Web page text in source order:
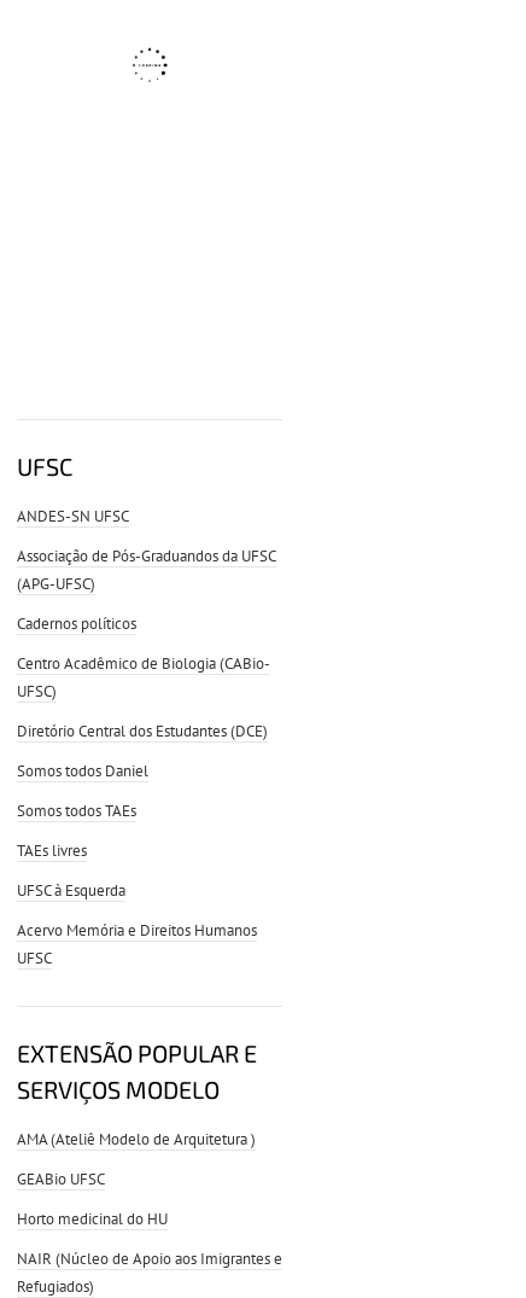
UFSC
ANDES-SN UFSC
Associação de Pós-Graduandos da UFSC
(APG-UFSC)
Cadernos políticos
Centro Acadêmico de Biologia (CABio-
UFSC)
Diretório Central dos Estudantes (DCE)
Somos todos Daniel
Somos todos TAEs
TAEs livres
UFSC à Esquerda
Acervo Memória e Direitos Humanos
UFSC
EXTENSÃO POPULAR E
SERVIÇOS MODELO
AMA (Ateliê Modelo de Arquitetura )
GEABio UFSC
Horto medicinal do HU
NAIR (Núcleo de Apoio aos Imigrantes e
Refugiados)